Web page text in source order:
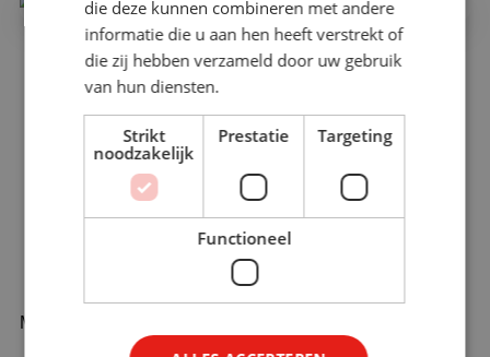
Maak Compliance Training écht leuk!
die deze kunnen combineren met andere
informatie die u aan hen heeft verstrekt of
die zij hebben verzameld door uw gebruik
van hun diensten.
Strikt
noodzakelijk
Prestatie Targeting
Functioneel